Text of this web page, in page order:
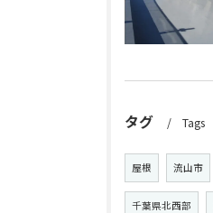
タグ Tags
屋根 流山市
千葉県北西部